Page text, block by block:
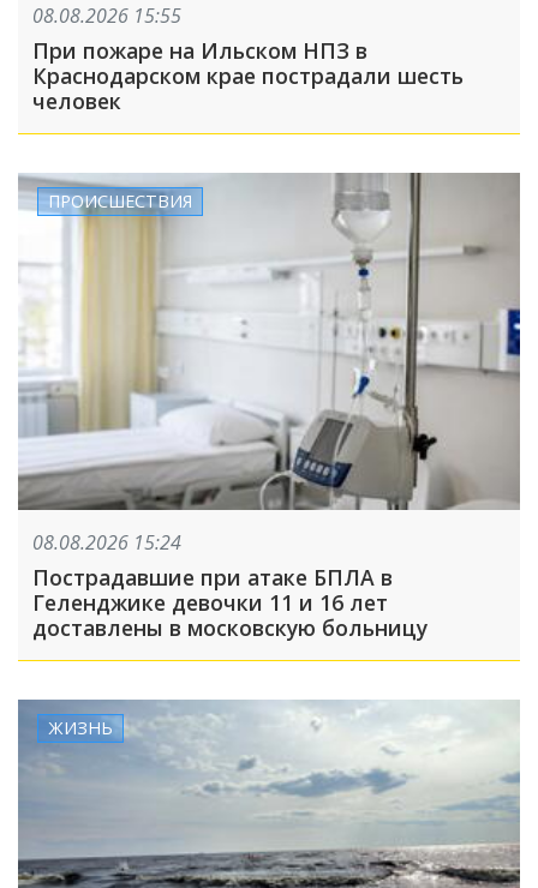
08.08.2026 15:55
При пожаре на Ильском НПЗ в
Краснодарском крае пострадали шесть
человек
ПРОИСШЕСТВИЯ
08.08.2026 15:24
Пострадавшие при атаке БПЛА в
Геленджике девочки 11 и 16 лет
доставлены в московскую больницу
ЖИЗНЬ